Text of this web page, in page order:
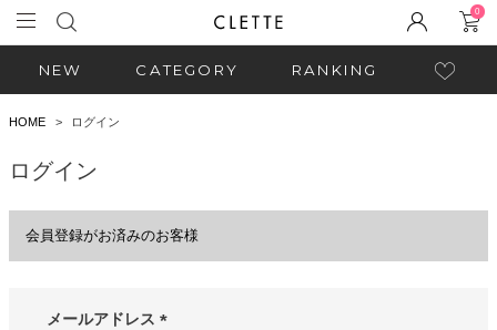
0
NEW CATEGORY RANKING
HOME ログイン
ログイン
会員登録がお済みのお客様
メールアドレス